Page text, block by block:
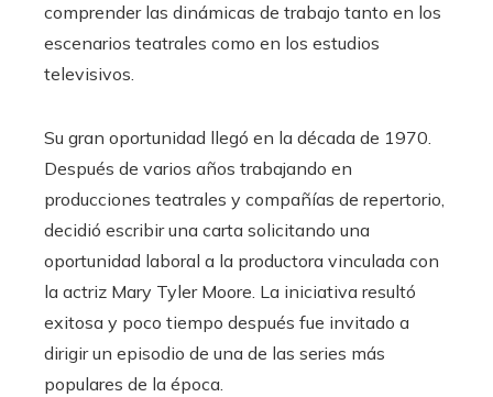
comprender las dinámicas de trabajo tanto en los
escenarios teatrales como en los estudios
televisivos.
Su gran oportunidad llegó en la década de 1970.
Después de varios años trabajando en
producciones teatrales y compañías de repertorio,
decidió escribir una carta solicitando una
oportunidad laboral a la productora vinculada con
la actriz Mary Tyler Moore. La iniciativa resultó
exitosa y poco tiempo después fue invitado a
dirigir un episodio de una de las series más
populares de la época.